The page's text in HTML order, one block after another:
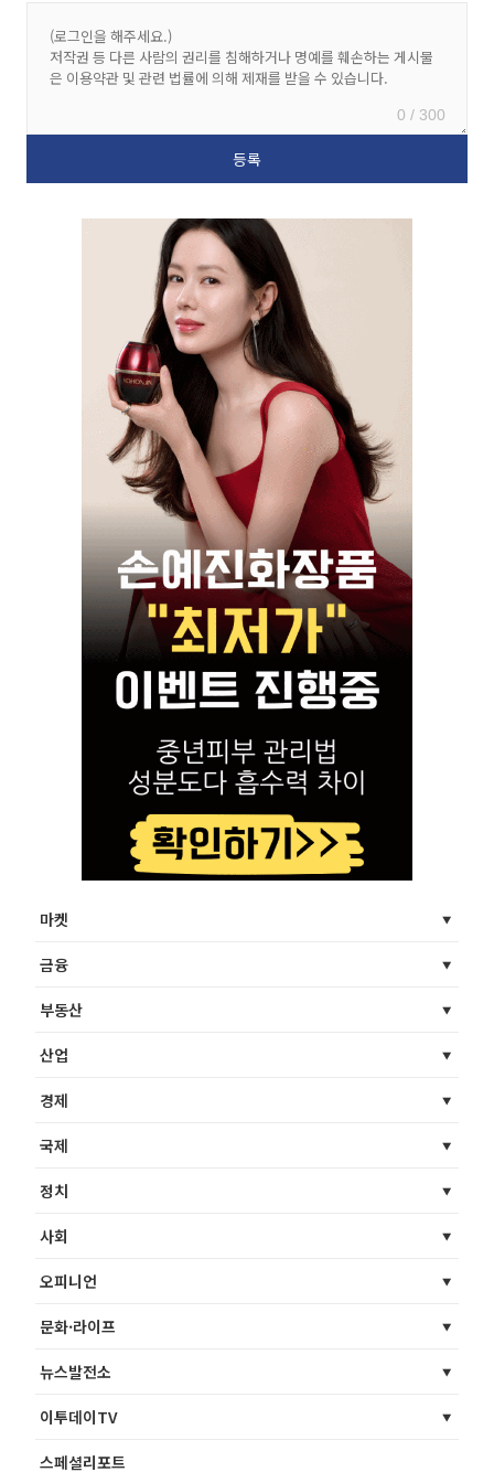
0 / 300
마켓
금융
부동산
산업
경제
국제
정치
사회
오피니언
문화·라이프
뉴스발전소
이투데이TV
스페셜리포트